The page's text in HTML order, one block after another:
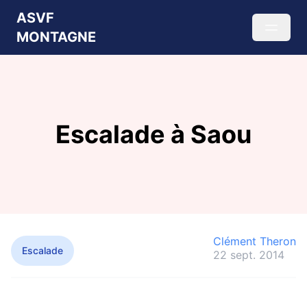
ASVF
MONTAGNE
Escalade à Saou
Escalade
Clément Theron
22 sept. 2014